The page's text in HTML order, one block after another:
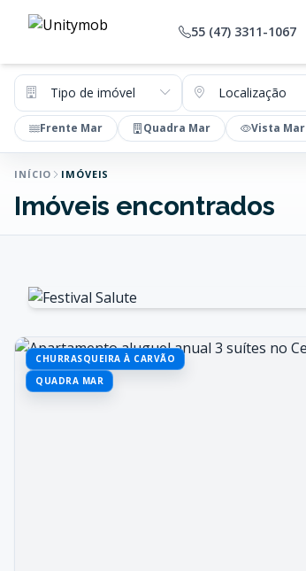
55 (47) 3311-1067
Tipo de imóvel Localização
Frente Mar Quadra Mar Vista Mar
INÍCIO IMÓVEIS
Imóveis encontrados
CHURRASQUEIRA À CARVÃO
QUADRA MAR